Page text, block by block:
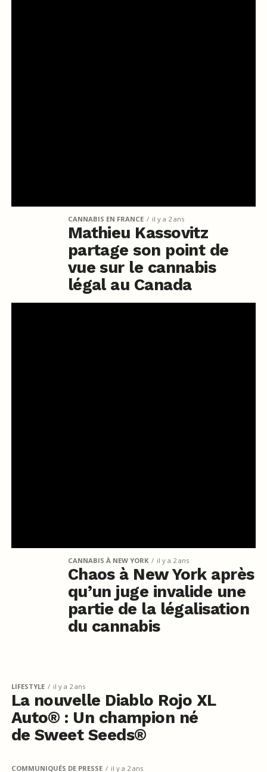
CANNABIS EN FRANCE il y a 2 ans
Mathieu Kassovitz
partage son point de
vue sur le cannabis
légal au Canada
CANNABIS À NEW YORK il y a 2 ans
Chaos à New York après
qu’un juge invalide une
partie de la légalisation
du cannabis
LIFESTYLE il y a 2 ans
La nouvelle Diablo Rojo XL
Auto® : Un champion né
de Sweet Seeds®
COMMUNIQUÉS DE PRESSE il y a 2 ans